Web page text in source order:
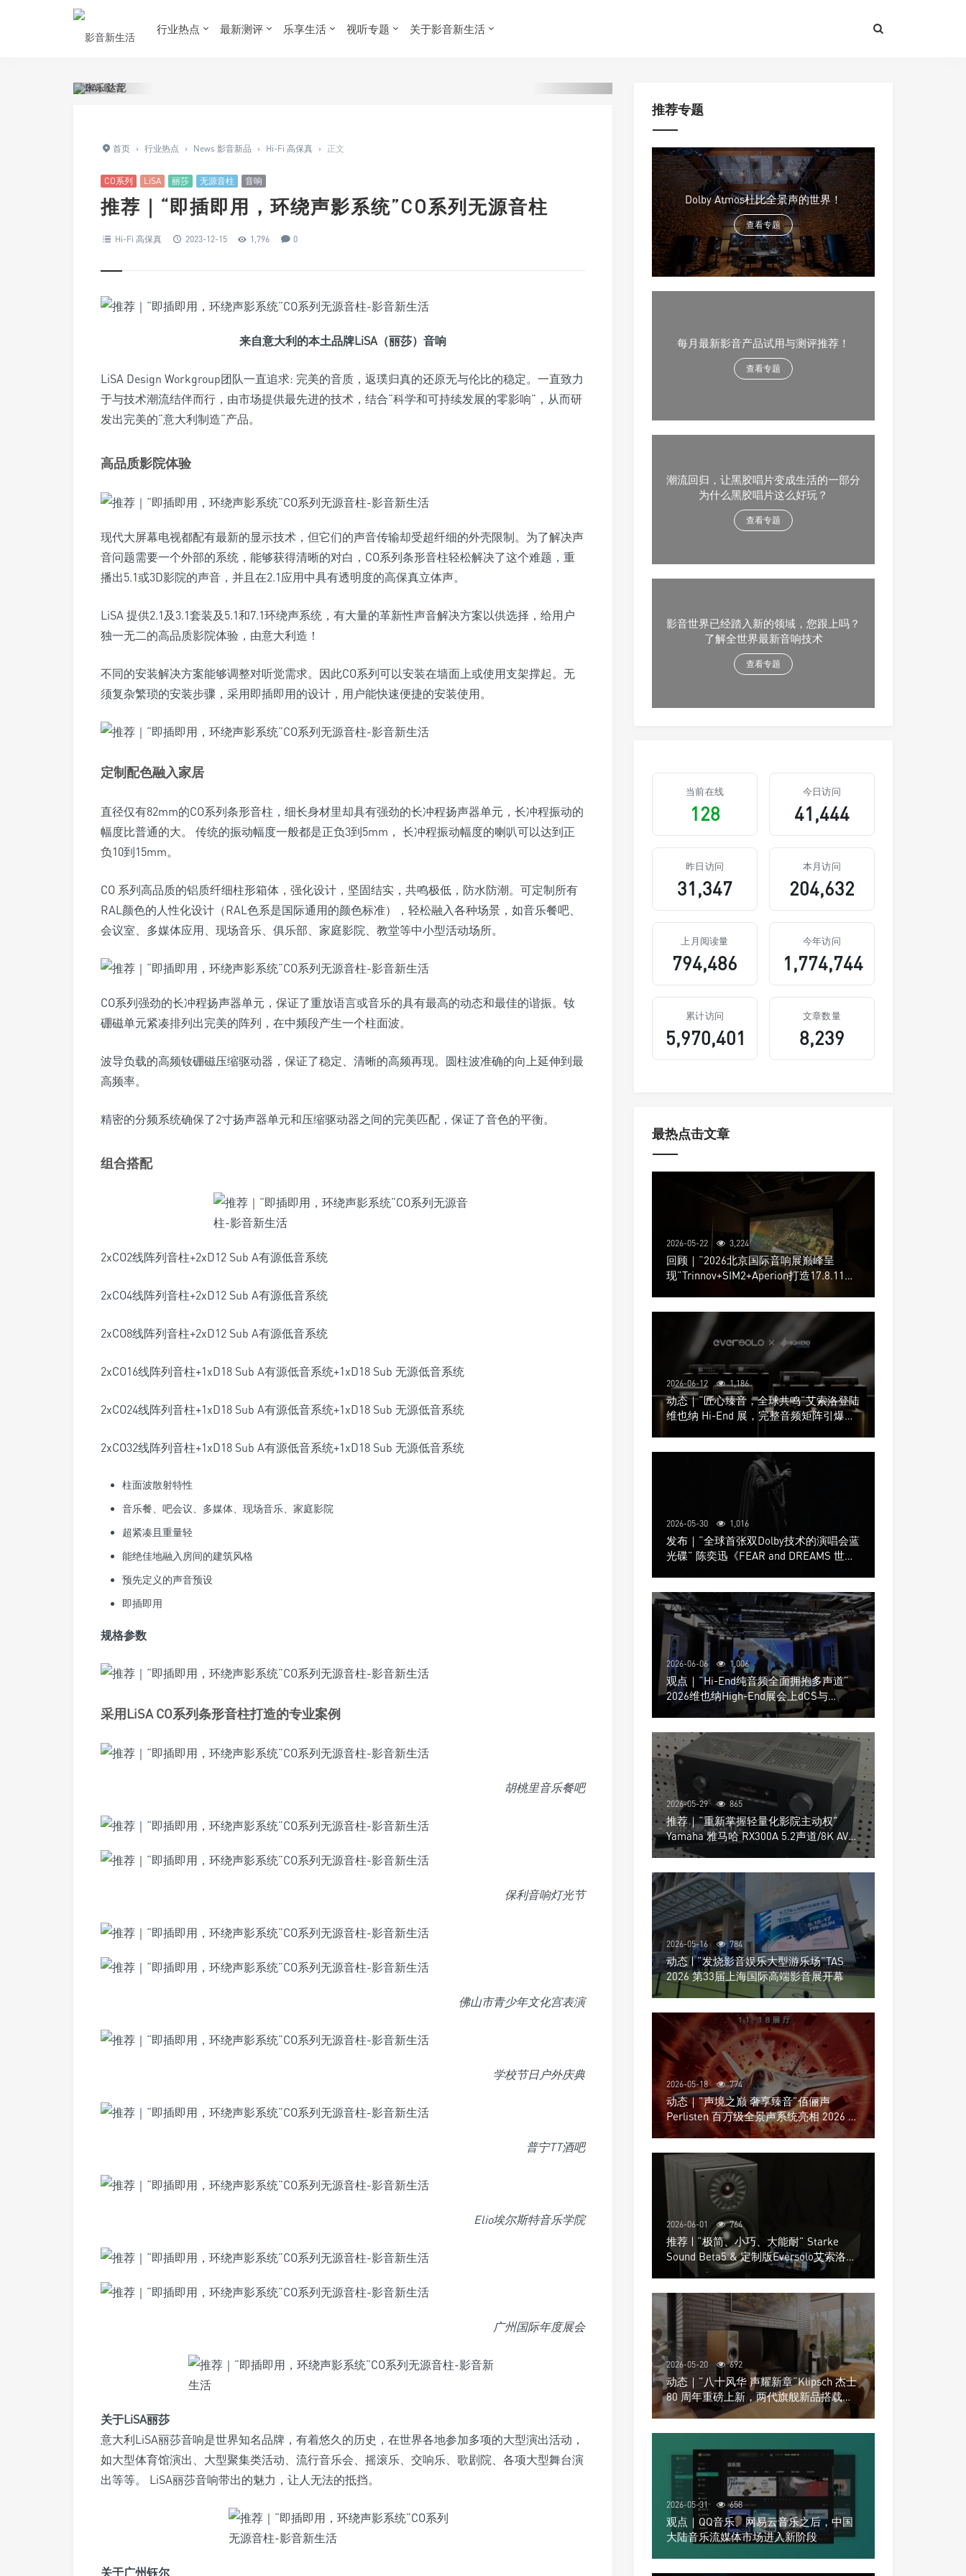
行业热点 最新测评 乐享生活 视听专题 关于影音新生活
首页 › 行业热点 › News 影音新品 › Hi-Fi 高保真 › 正文
CO系列 LiSA 丽莎 无源音柱 音响
推荐｜“即插即用，环绕声影系统”CO系列无源音柱
Hi-Fi 高保真 2023-12-15 1,796 0
来自意大利的本土品牌LiSA（丽莎）音响
LiSA Design Workgroup团队一直追求: 完美的音质，返璞归真的还原无与伦比的稳定。一直致力
于与技术潮流结伴而行，由市场提供最先进的技术，结合“科学和可持续发展的零影响”，从而研
发出完美的“意大利制造”产品。
高品质影院体验
现代大屏幕电视都配有最新的显示技术，但它们的声音传输却受超纤细的外壳限制。为了解决声
音问题需要一个外部的系统，能够获得清晰的对白，CO系列条形音柱轻松解决了这个难题，重
播出5.1或3D影院的声音，并且在2.1应用中具有透明度的高保真立体声。
LiSA 提供2.1及3.1套装及5.1和7.1环绕声系统，有大量的革新性声音解决方案以供选择，给用户
独一无二的高品质影院体验，由意大利造！
不同的安装解决方案能够调整对听觉需求。因此CO系列可以安装在墙面上或使用支架撑起。无
须复杂繁琐的安装步骤，采用即插即用的设计，用户能快速便捷的安装使用。
定制配色融入家居
直径仅有82mm的CO系列条形音柱，细长身材里却具有强劲的长冲程扬声器单元，长冲程振动的
幅度比普通的大。 传统的振动幅度一般都是正负3到5mm， 长冲程振动幅度的喇叭可以达到正
负10到15mm。
CO 系列高品质的铝质纤细柱形箱体，强化设计，坚固结实，共鸣极低，防水防潮。可定制所有
RAL颜色的人性化设计（RAL色系是国际通用的颜色标准），轻松融入各种场景，如音乐餐吧、
会议室、多媒体应用、现场音乐、俱乐部、家庭影院、教堂等中小型活动场所。
CO系列强劲的长冲程扬声器单元，保证了重放语言或音乐的具有最高的动态和最佳的谐振。钕
硼磁单元紧凑排列出完美的阵列，在中频段产生一个柱面波。
波导负载的高频钕硼磁压缩驱动器，保证了稳定、清晰的高频再现。圆柱波准确的向上延伸到最
高频率。
精密的分频系统确保了2寸扬声器单元和压缩驱动器之间的完美匹配，保证了音色的平衡。
组合搭配
2xCO2线阵列音柱+2xD12 Sub A有源低音系统
2xCO4线阵列音柱+2xD12 Sub A有源低音系统
2xCO8线阵列音柱+2xD12 Sub A有源低音系统
2xCO16线阵列音柱+1xD18 Sub A有源低音系统+1xD18 Sub 无源低音系统
2xCO24线阵列音柱+1xD18 Sub A有源低音系统+1xD18 Sub 无源低音系统
2xCO32线阵列音柱+1xD18 Sub A有源低音系统+1xD18 Sub 无源低音系统
柱面波散射特性
音乐餐、吧会议、多媒体、现场音乐、家庭影院
超紧凑且重量轻
能绝佳地融入房间的建筑风格
预先定义的声音预设
即插即用
规格参数
采用LiSA CO系列条形音柱打造的专业案例
胡桃里音乐餐吧
保利音响灯光节
佛山市青少年文化宫表演
学校节日户外庆典
普宁TT酒吧
Elio埃尔斯特音乐学院
广州国际年度展会
关于LiSA丽莎
意大利LiSA丽莎音响是世界知名品牌，有着悠久的历史，在世界各地参加多项的大型演出活动，
如大型体育馆演出、大型聚集类活动、流行音乐会、摇滚乐、交响乐、歌剧院、各项大型舞台演
出等等。 LiSA丽莎音响带出的魅力，让人无法的抵挡。
关于广州钰尔
推荐专题
Dolby Atmos杜比全景声的世界！
查看专题
每月最新影音产品试用与测评推荐！
查看专题
潮流回归，让黑胶唱片变成生活的一部分
为什么黑胶唱片这么好玩？
查看专题
影音世界已经踏入新的领域，您跟上吗？
了解全世界最新音响技术
查看专题
当前在线
128
今日访问
41,444
昨日访问
31,347
本月访问
204,632
上月阅读量
794,486
今年访问
1,774,744
累计访问
5,970,401
文章数量
8,239
最热点击文章
2026-05-22 3,224
回顾｜“2026北京国际音响展巅峰呈
现”Trinnov+SIM2+Aperion打造17.8.11声
2026-06-12 1,186
动态｜“匠心臻音，全球共鸣”艾索洛登陆
维也纳 Hi-End 展，完整音频矩阵引爆关
2026-05-30 1,016
发布｜“全球首张双Dolby技术的演唱会蓝
光碟” 陈奕迅《FEAR and DREAMS 世界
2026-06-06 1,006
观点｜“Hi-End纯音频全面拥抱多声道”
2026维也纳High-End展会上dCS与
Trinnov Audio搭建多声道演示系统
2026-05-29 865
推荐｜“重新掌握轻量化影院主动权”
Yamaha 雅马哈 RX300A 5.2声道/8K AV放
大器
2026-05-16 784
动态 | “发烧影音娱乐大型游乐场”TAS
2026 第33届上海国际高端影音展开幕
2026-05-18 774
动态｜”声境之巅 奢享臻音”佰俪声
Perlisten 百万级全景声系统亮相 2026 北
京国际音响展
2026-06-01 764
推荐 | “极简、小巧、大能耐” Starke
Sound Beta5 & 定制版Eversolo艾索洛
Play音响组合
2026-05-20 692
动态｜”八十风华 声耀新章“Klipsch 杰士
80 周年重磅上新，两代旗舰新品搭载硬
核配置音质再升级
2026-05-31 658
观点｜QQ音乐、网易云音乐之后，中国
大陆音乐流媒体市场进入新阶段